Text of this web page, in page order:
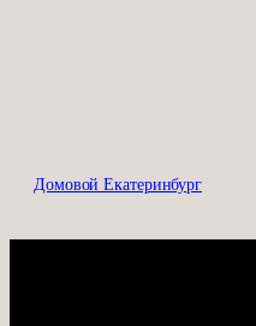
Домовой Екатеринбург